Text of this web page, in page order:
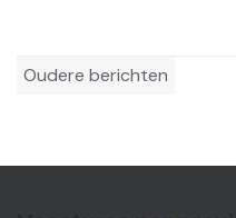
Oudere berichten